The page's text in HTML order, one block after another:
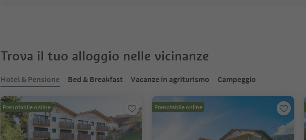
Trova il tuo alloggio nelle vicinanze
Hotel & Pensione Bed & Breakfast Vacanze in agriturismo Campeggio
Prenotabile online Prenotabile online